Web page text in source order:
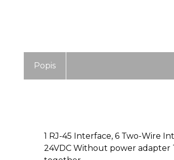
Popis
1 RJ-45 Interface, 6 Two-Wire
24VDC Without power adapter